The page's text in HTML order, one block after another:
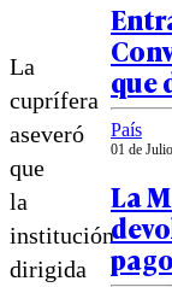
La
cuprífera
aseveró
que
la
institución
dirigida
que
País
01 de
La